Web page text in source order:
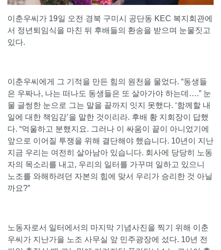
이춘우씨가 19일 오전 경북 구미시 공단동 KEC 복지회관에
서 정년퇴임식을 마친 뒤 후배들의 환송을 받으며 눈물짓고
있다.
이춘우씨에게 그 기적을 만든 힘의 원천을 물었다. “동생들
은 우짜나, 나는 떠나도 동생들은 또 살아가야 하는데….” 눈
물 글썽한 눈으로 그는 말을 끝까지 잇지 못했다. ‘함께할 내
일에 대한 책임감’을 말한 것이리라. 후배 황 지회장이 답했
다. “억울하고 분했지요. 그러나 이 싸움이 끝이 아니었기에
앞으로 이어질 투쟁을 위해 결단해야 했습니다. 10년이 지난
지금 우리는 여전히 살아남아 있습니다. 회사에 당당히 노동
자의 목소리를 내고, 우리의 일터를 가꾸며 일하고 있으니
노조를 와해하려던 자본의 힘에 맞서 우리가 승리한 것 아닐
까요?”
노동자로서 일터에서의 마지막 기념사진을 찍기 위해 이춘
우씨가 지난가을 노조 사무실 앞 민주광장에 섰다. 10년 전